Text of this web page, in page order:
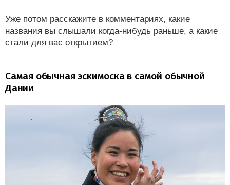
Уже потом расскажите в комментариях, какие
названия вы слышали когда-нибудь раньше, а какие
стали для вас открытием?
Самая обычная эскимоска в самой обычной
Дании